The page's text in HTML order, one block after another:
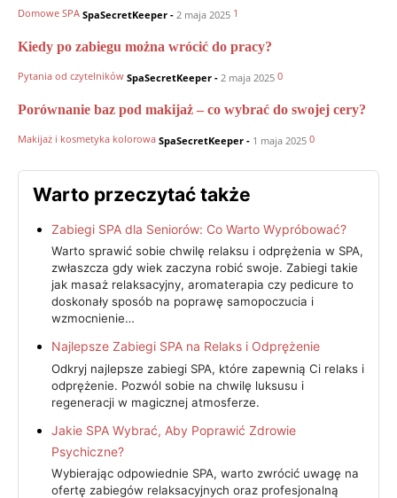
Domowe SPA SpaSecretKeeper - 2 maja 2025 1
Kiedy po zabiegu można wrócić do pracy?
Pytania od czytelników SpaSecretKeeper - 2 maja 2025 0
Porównanie baz pod makijaż – co wybrać do swojej cery?
Makijaż i kosmetyka kolorowa SpaSecretKeeper - 1 maja 2025 0
Warto przeczytać także
Zabiegi SPA dla Seniorów: Co Warto Wypróbować?
Warto sprawić sobie chwilę relaksu i odprężenia w SPA,
zwłaszcza gdy wiek zaczyna robić swoje. Zabiegi takie
jak masaż relaksacyjny, aromaterapia czy pedicure to
doskonały sposób na poprawę samopoczucia i
wzmocnienie…
Najlepsze Zabiegi SPA na Relaks i Odprężenie
Odkryj najlepsze zabiegi SPA, które zapewnią Ci relaks i
odprężenie. Pozwól sobie na chwilę luksusu i
regeneracji w magicznej atmosferze.
Jakie SPA Wybrać, Aby Poprawić Zdrowie
Psychiczne?
Wybierając odpowiednie SPA, warto zwrócić uwagę na
ofertę zabiegów relaksacyjnych oraz profesjonalną